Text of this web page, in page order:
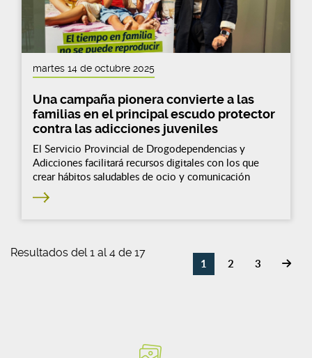
martes 14 de octubre 2025
Una campaña pionera convierte a las
familias en el principal escudo protector
contra las adicciones juveniles
El Servicio Provincial de Drogodependencias y
Adicciones facilitará recursos digitales con los que
crear hábitos saludables de ocio y comunicación
Resultados del 1 al 4 de 17
1 2 3